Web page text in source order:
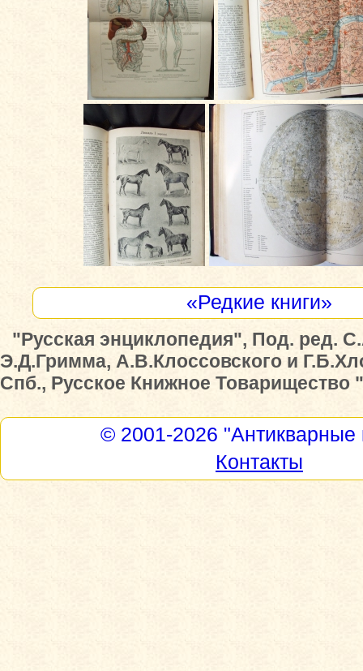
«Редкие книги»
"Русская энциклопедия", Под. ред.
Э.Д.Гримма, А.В.Клоссовского и
Спб., Русское Книжное Товарищество
© 2001-2026 "Антикварные
Контакты